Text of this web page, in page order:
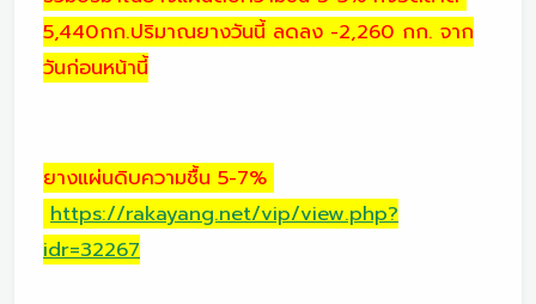
5,440กก.ปริมาณยางวันนี้ ลดลง -2,260 กก. จาก
วันก่อนหน้านี้
ยางแผ่นดิบความชื้น 5-7%
https://rakayang.net/vip/view.php?
idr=32267